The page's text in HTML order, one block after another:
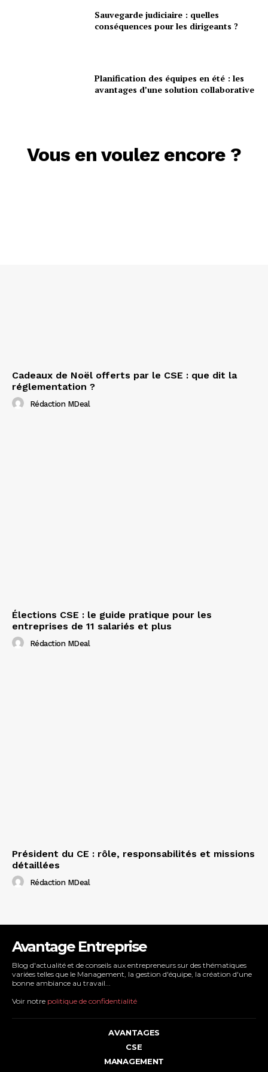
Sauvegarde judiciaire : quelles
conséquences pour les dirigeants ?
Planification des équipes en été : les
avantages d’une solution collaborative
Vous en voulez encore ?
Cadeaux de Noël offerts par le CSE : que dit la
réglementation ?
Rédaction MDeal
Élections CSE : le guide pratique pour les
entreprises de 11 salariés et plus
Rédaction MDeal
Président du CE : rôle, responsabilités et missions
détaillées
Rédaction MDeal
Avantage Entreprise
Blog d'actualité et de conseils aux entrepreneurs sur des thématiques
variées telles que le Management, la gestion d'équipe, la création d'une
bonne ambiance au travail...
Voir notre politique de confidentialité
AVANTAGES
CSE
MANAGEMENT